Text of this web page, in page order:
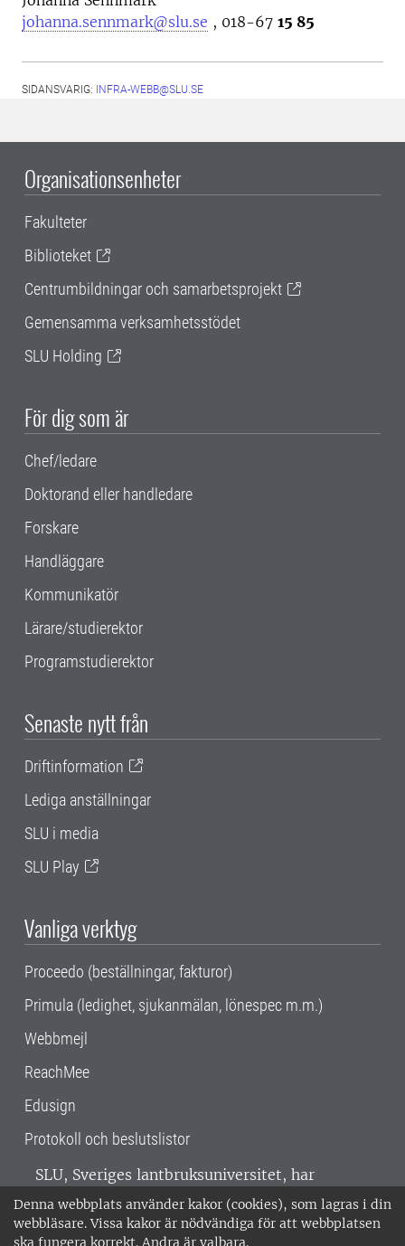
Denna webbplats använder kakor (cookies), som lagras i din
webbläsare. Vissa kakor är nödvändiga för att webbplatsen
ska fungera korrekt. Andra är valbara.
johanna.sennmark@slu.se , 018-67 15 85
SIDANSVARIG: INFRA-WEBB@SLU.SE
Organisationsenheter
Fakulteter
Biblioteket
Centrumbildningar och samarbetsprojekt
Gemensamma verksamhetsstödet
SLU Holding
För dig som är
Chef/ledare
Doktorand eller handledare
Forskare
Handläggare
Kommunikatör
Lärare/studierektor
Programstudierektor
Senaste nytt från
Driftinformation
Lediga anställningar
SLU i media
SLU Play
Vanliga verktyg
Proceedo (beställningar, fakturor)
Primula (ledighet, sjukanmälan, lönespec m.m.)
Webbmejl
ReachMee
Edusign
Protokoll och beslutslistor
SLU, Sveriges lantbruksuniversitet, har
verksamhet över hela Sverige. Huvudorter är
Alnarp, Uppsala och Umeå.SLU är
miljöcertifierat enligt ISO 14001. •